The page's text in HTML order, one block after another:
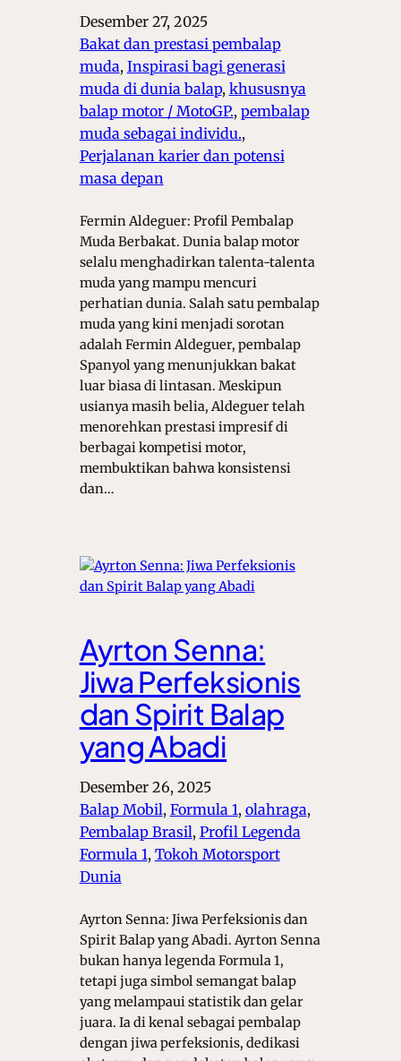
Desember 27, 2025
Bakat dan prestasi pembalap
muda, Inspirasi bagi generasi
muda di dunia balap, khususnya
balap motor / MotoGP., pembalap
muda sebagai individu. ,
Perjalanan karier dan potensi
masa depan
Fermin Aldeguer: Profil Pembalap
Muda Berbakat. Dunia balap motor
selalu menghadirkan talenta-talenta
muda yang mampu mencuri
perhatian dunia. Salah satu pembalap
muda yang kini menjadi sorotan
adalah Fermin Aldeguer, pembalap
Spanyol yang menunjukkan bakat
luar biasa di lintasan. Meskipun
usianya masih belia, Aldeguer telah
menorehkan prestasi impresif di
berbagai kompetisi motor,
membuktikan bahwa konsistensi
dan…
Ayrton Senna:
Jiwa Perfeksionis
dan Spirit Balap
yang Abadi
Desember 26, 2025
Balap Mobil, Formula 1, olahraga
Pembalap Brasil, Profil Legenda
Formula 1, Tokoh Motorsport
Dunia
Ayrton Senna: Jiwa Perfeksionis dan
Spirit Balap yang Abadi. Ayrton Senna
bukan hanya legenda Formula 1,
tetapi juga simbol semangat balap
yang melampaui statistik dan gelar
juara. Ia di kenal sebagai pembalap
dengan jiwa perfeksionis, dedikasi